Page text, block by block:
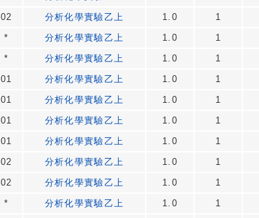
02 分析化學實驗乙上 1.0 1
* 分析化學實驗乙上 1.0
1
* 分析化學實驗乙上 1.0
1
01 分析化學實驗乙上 1.0 1
01 分析化學實驗乙上 1.0 1
01 分析化學實驗乙上 1.0 1
01 分析化學實驗乙上 1.0 1
02 分析化學實驗乙上 1.0 1
02 分析化學實驗乙上 1.0 1
* 分析化學實驗乙上 1.0
1